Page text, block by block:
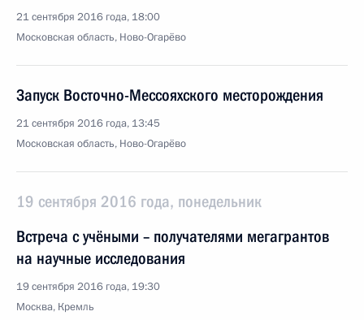
21 сентября 2016 года, 18:00
Московская область, Ново-Огарёво
Запуск Восточно-Мессояхского месторождения
21 сентября 2016 года, 13:45
Московская область, Ново-Огарёво
19 сентября 2016 года, понедельник
Встреча с учёными – получателями мегагрантов
на научные исследования
19 сентября 2016 года, 19:30
Москва, Кремль